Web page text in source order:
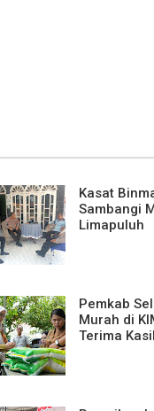
Kasat
Sambangi
Limapuluh
Pemkab
Murah di
Terima